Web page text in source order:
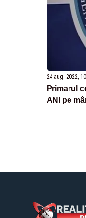
24 aug. 2022,
Primarul comunei Acățari,
ANI pe